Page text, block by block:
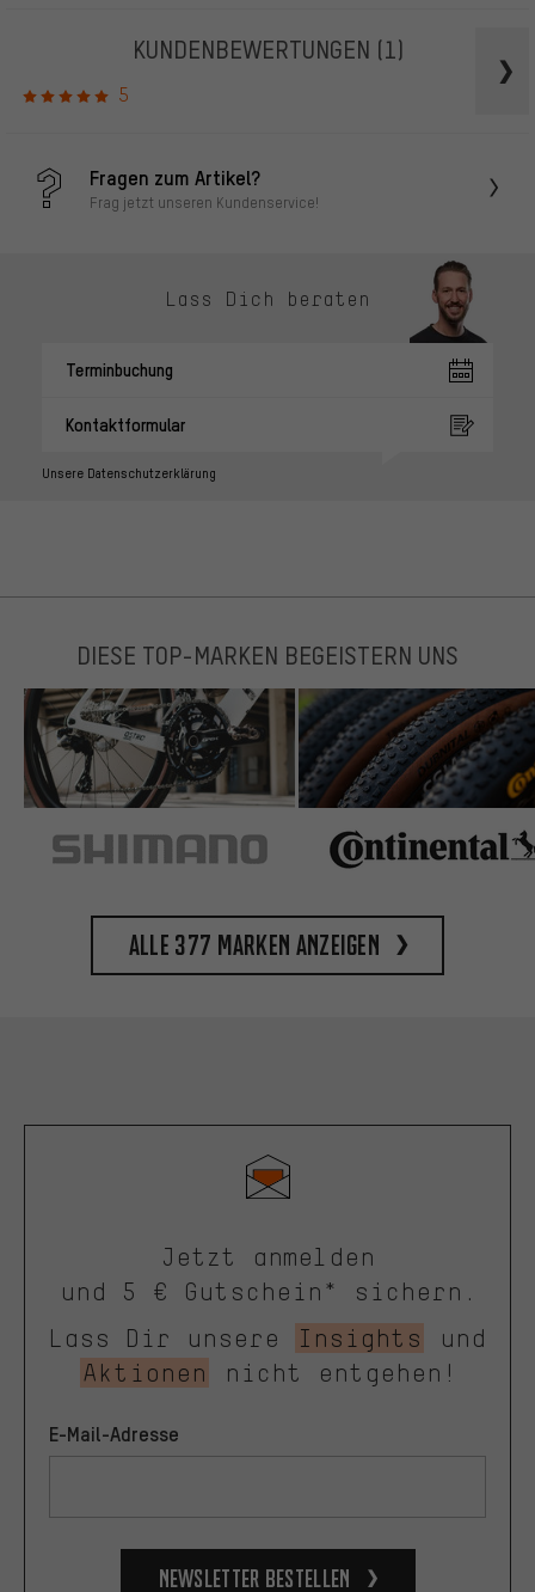
KUNDENBEWERTUNGEN (1)
5
Fragen zum Artikel?
Frag jetzt unseren Kundenservice!
Lass Dich beraten
Terminbuchung
Kontaktformular
Unsere Datenschutzerklärung
DIESE TOP-MARKEN BEGEISTERN UNS
Alle 377 Marken anzeigen
Jetzt anmelden
und 5 € Gutschein* sichern.
Lass Dir unsere
Insights
und
Aktionen
nicht entgehen!
E-Mail-Adresse
Newsletter bestellen